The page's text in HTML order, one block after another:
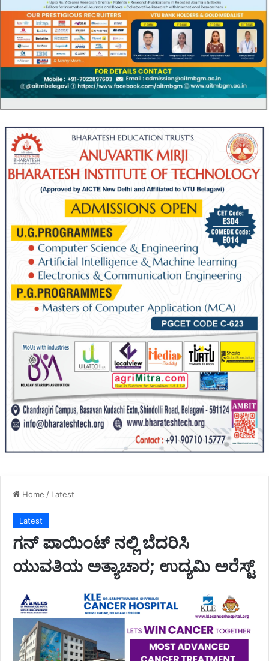
Home / Latest
Latest
ಗನ್ ಪಾಯಿಂಟ್ ನಲ್ಲಿ ಬೆದರಿಸಿ
ಯುವತಿಯ ಅತ್ಯಾಚಾರ; ಉದ್ಯಮಿ ಅರೆಸ್ಟ್